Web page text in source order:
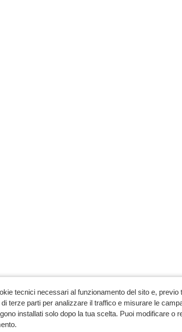
tecnici necessari al funzionamento del sito e,
terze parti per analizzare il traffico e misurare le
installati solo dopo la tua scelta. Puoi modificare o